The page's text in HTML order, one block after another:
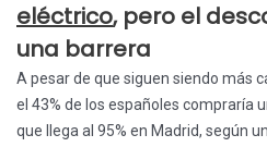
eléctrico, pero el
una barrera
A pesar de que siguen siendo más
el 43% de los españoles compraría
que llega al 95% en Madrid, según